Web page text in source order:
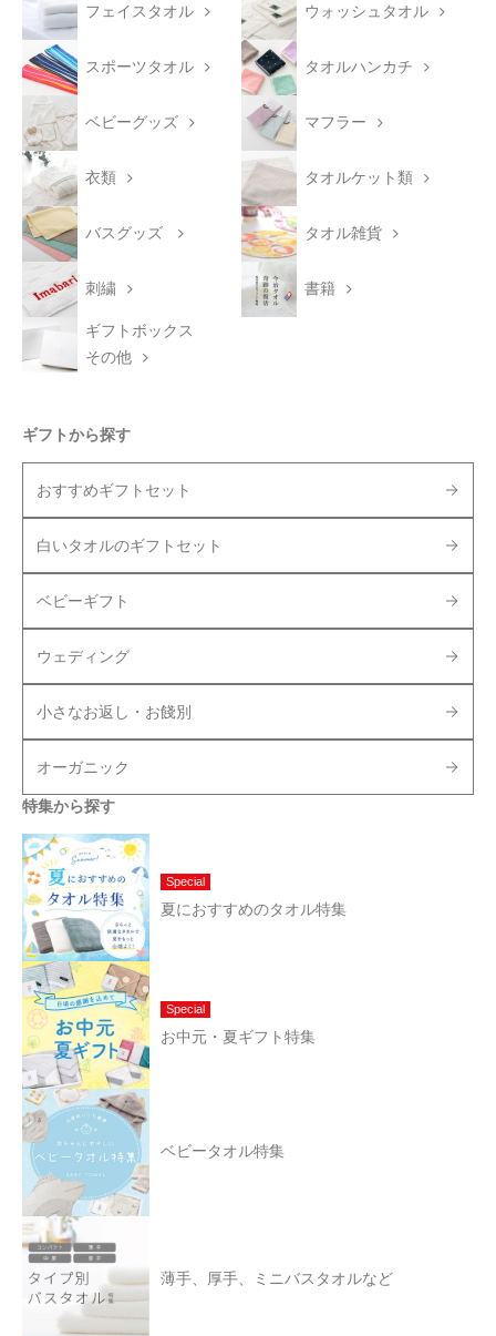
フェイスタオル ウォッシュタオル
スポーツタオル タオルハンカチ
ベビーグッズ マフラー
衣類 タオルケット類
バスグッズ タオル雑貨
刺繍 書籍
ギフトボックス
その他
ギフトから探す
おすすめギフトセット
白いタオルのギフトセット
ベビーギフト
ウェディング
小さなお返し・お餞別
オーガニック
特集から探す
Special
夏におすすめのタオル特集
Special
お中元・夏ギフト特集
ベビータオル特集
薄手、厚手、ミニバスタオルなど